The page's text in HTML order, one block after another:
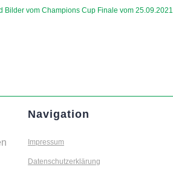
Bilder vom Champions Cup Finale vom 25.09.2021
Navigation
Impressum
Datenschutzerklärung